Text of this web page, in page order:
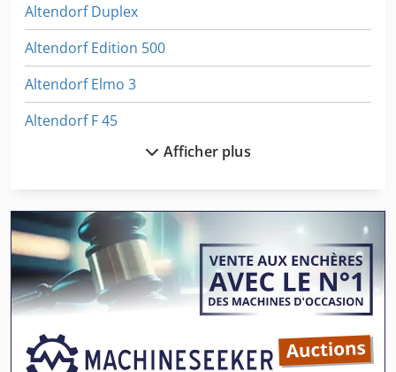
Altendorf Duplex
Altendorf Edition 500
Altendorf Elmo 3
Altendorf F 45
Altendorf F 45 Elmo
Altendorf F 45 Elmo 3
Altendorf F 90
Altendorf F45 Edition 500
Altendorf Tkr 45
Afficher plus